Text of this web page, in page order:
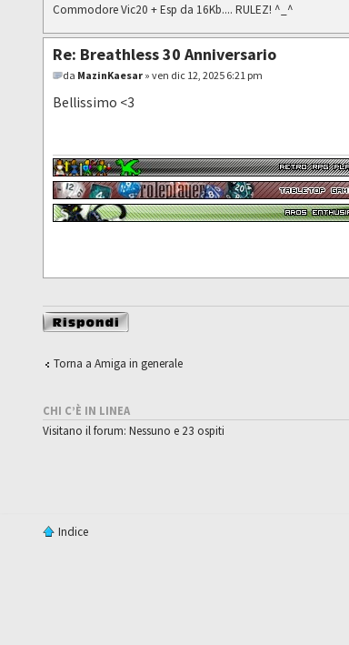
Commodore Vic20 + Esp da 16Kb.... RULEZ! ^_^
Re: Breathless 30 Anniversario
da MazinKaesar » ven dic 12, 2025 6:21 pm
Bellissimo <3
Rispondi al
messaggio
Torna a Amiga in generale
CHI C’È IN LINEA
Visitano il forum: Nessuno e 23 ospiti
Indice